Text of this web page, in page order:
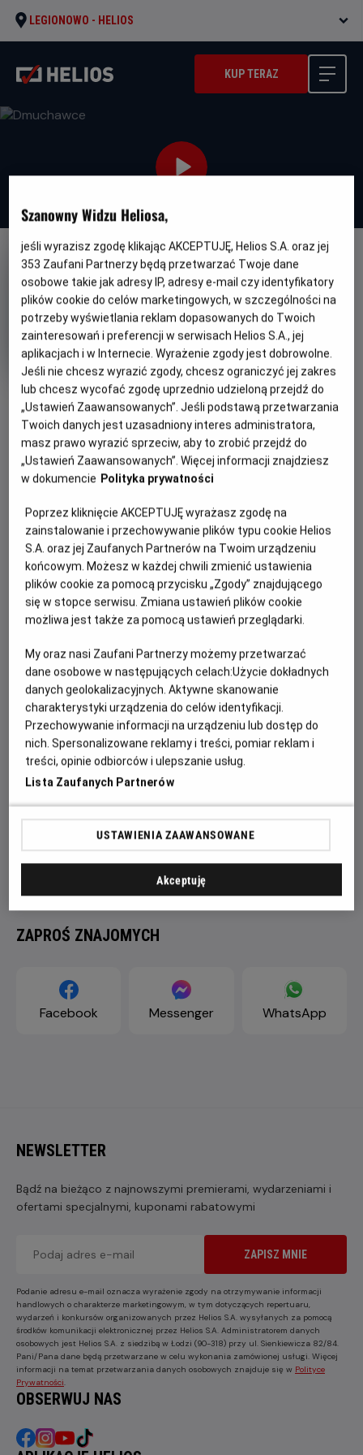
LEGIONOWO - HELIOS
KUP TERAZ
DUBBING
OBSERWUJ
Dmuchawce
Oryginalny
tytuł
Planetes Gatunek
Animowany / Przygodowy /
Familijny
Minimalny
wiek
Od 7 lat
Czas
trwania
76 min
Kraj
i
rok
produkcji
Belgia, Francja
PREMIERA
17 kwietnia 2026
Momoko Seto
WIĘCEJ SZCZEGÓŁÓW
Dendelion, Baraban, Léonto i Taraxa to czwórka
niezwykłych przyjaciół; cztery nasiona, które kiedyś
należały do tego samego dmuchawca. Ocalone przed
wybuchem nuklearnym, który zniszczył Ziemię, zostają
wyrzucone w kosmos, podróżując przez gwiezdne
niezapomnianą przygodę, by znaleźć nowy dom i osiedlić
się na stałe.
ZAPROŚ ZNAJOMYCH
Facebook Messenger WhatsApp
NEWSLETTER
Bądź na bieżąco z najnowszymi premierami, wydarzeniami i
ofertami specjalnymi, kuponami rabatowymi
ZAPISZ MNIE
Podanie adresu e-mail oznacza wyrażenie zgody na otrzymywanie informacji
handlowych o charakterze marketingowym, w tym dotyczących repertuaru,
wydarzeń i konkursów organizowanych przez Helios S.A. wysyłanych za pomocą
środków komunikacji elektronicznej przez Helios S.A. Administratorem danych
osobowych jest Helios S.A. z siedzibą w Łodzi (90-318) przy ul. Sienkiewicza 82/84.
Pani/Pana dane będą przetwarzane w celu wykonania zamówionej usługi. Więcej
informacji na temat przetwarzania danych osobowych znajduje się w Polityce
Prywatności
OBSERWUJ NAS
Szanowny Widzu Heliosa,
jeśli wyrazisz zgodę klikając AKCEPTUJĘ, Helios S.A. oraz jej
353 Zaufani Partnerzy będą przetwarzać Twoje dane
osobowe takie jak adresy IP, adresy e-mail czy identyfikatory
plików cookie do celów marketingowych, w szczególności na
potrzeby wyświetlania reklam dopasowanych do Twoich
zainteresowań i preferencji w serwisach Helios S.A., jej
aplikacjach i w Internecie. Wyrażenie zgody jest dobrowolne.
Jeśli nie chcesz wyrazić zgody, chcesz ograniczyć jej zakres
lub chcesz wycofać zgodę uprzednio udzieloną przejdź do
„Ustawień Zaawansowanych”. Jeśli podstawą przetwarzania
Twoich danych jest uzasadniony interes administratora,
masz prawo wyrazić sprzeciw, aby to zrobić przejdź do
„Ustawień Zaawansowanych”. Więcej informacji znajdziesz
w dokumencie Polityka prywatności
Poprzez kliknięcie AKCEPTUJĘ wyrażasz zgodę na
zainstalowanie i przechowywanie plików typu cookie Helios
S.A. oraz jej Zaufanych Partnerów na Twoim urządzeniu
końcowym. Możesz w każdej chwili zmienić ustawienia
plików cookie za pomocą przycisku „Zgody” znajdującego
się w stopce serwisu. Zmiana ustawień plików cookie
możliwa jest także za pomocą ustawień przeglądarki.
My oraz nasi Zaufani Partnerzy możemy przetwarzać
dane osobowe w następujących celach:Użycie dokładnych
danych geolokalizacyjnych. Aktywne skanowanie
charakterystyki urządzenia do celów identyfikacji.
Przechowywanie informacji na urządzeniu lub dostęp do
nich. Spersonalizowane reklamy i treści, pomiar reklam i
treści, opinie odbiorców i ulepszanie usług.
Lista Zaufanych Partnerów
USTAWIENIA ZAAWANSOWANE
Akceptuję